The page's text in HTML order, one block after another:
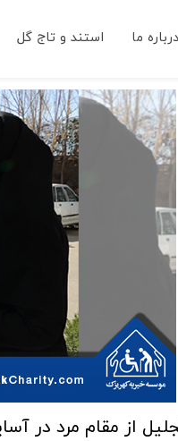
درباره ما استند و تاج گل
از مقام مرد در